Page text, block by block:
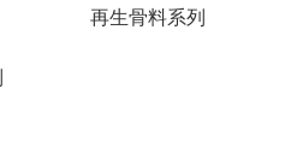
再生骨料系列